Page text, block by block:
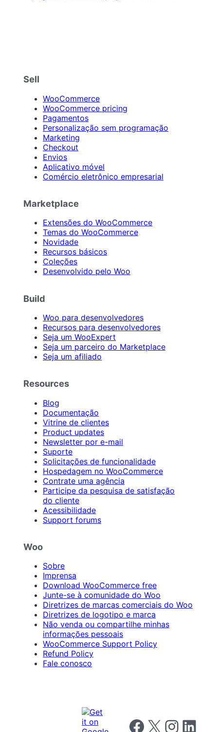
Sell
WooCommerce
WooCommerce pricing
Pagamentos
Personalização sem programação
Marketing
Checkout
Envios
Aplicativo móvel
Comércio eletrônico empresarial
Marketplace
Extensões do WooCommerce
Temas do WooCommerce
Novidade
Recursos básicos
Coleções
Desenvolvido pelo Woo
Build
Woo para desenvolvedores
Recursos para desenvolvedores
Seja um WooExpert
Seja um parceiro do Marketplace
Seja um afiliado
Resources
Blog
Documentação
Vitrine de clientes
Product updates
Newsletter por e-mail
Suporte
Solicitações de funcionalidade
Hospedagem no WooCommerce
Contrate uma agência
Participe da pesquisa de satisfação
do cliente
Acessibilidade
Support forums
Woo
Sobre
Imprensa
Download WooCommerce free
Junte-se à comunidade do Woo
Diretrizes de marcas comerciais do Woo
Diretrizes de logotipo e marca
Não venda ou compartilhe minhas
informações pessoais
WooCommerce Support Policy
Refund Policy
Fale conosco
Follow us on Facebook
Follow us on X Follow us on
Follow us